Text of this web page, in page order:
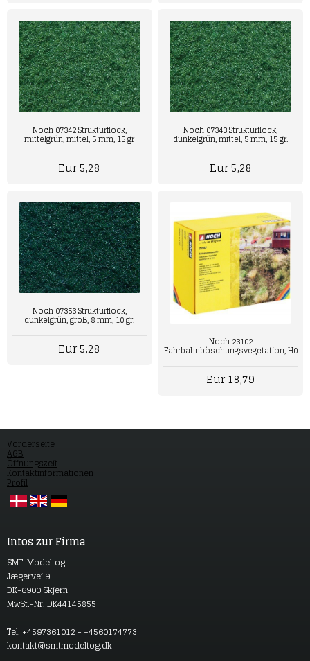
Noch 07342 Strukturflock,
mittelgrün, mittel, 5 mm, 15 gr
Eur 5,28
Noch 07343 Strukturflock,
dunkelgrün, mittel, 5 mm, 15 gr.
Eur 5,28
Noch 07353 Strukturflock,
dunkelgrün, groß, 8 mm, 10 gr.
Eur 5,28 Noch 23102
Fahrbahnböschungsvegetation, H0
Eur 18,79
Vorderseite
AGB
Öffnungszeit
Kontaktinformationen
Profil
Infos zur Firma
SMT-Modeltog
Jægervej 9
DK-6900 Skjern
MwSt.-Nr. DK44145855
Tel. +4597361012 - +4560174773
kontakt@smtmodeltog.dk